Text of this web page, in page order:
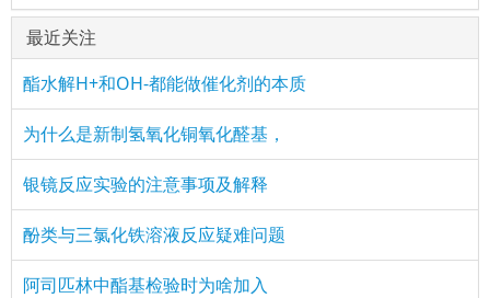
最近关注
酯水解H+和OH-都能做催化剂的本质
为什么是新制氢氧化铜氧化醛基，
银镜反应实验的注意事项及解释
酚类与三氯化铁溶液反应疑难问题
阿司匹林中酯基检验时为啥加入